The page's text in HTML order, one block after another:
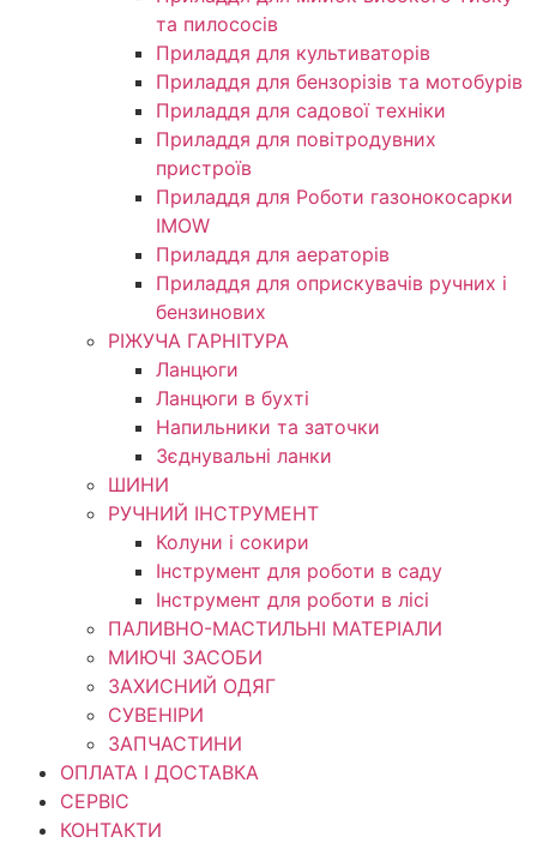
та пилососів
Приладдя для культиваторів
Приладдя для бензорізів та мотобурів
Приладдя для садової техніки
Приладдя для повітродувних
пристроїв
Приладдя для Роботи газонокосарки
IMOW
Приладдя для аераторів
Приладдя для оприскувачів ручних і
бензинових
РІЖУЧА ГАРНІТУРА
Ланцюги
Ланцюги в бухті
Напильники та заточки
Зєднувальні ланки
ШИНИ
РУЧНИЙ ІНСТРУМЕНТ
Колуни і сокири
Інструмент для роботи в саду
Інструмент для роботи в лісі
ПАЛИВНО-МАСТИЛЬНІ МАТЕРІАЛИ
МИЮЧІ ЗАСОБИ
ЗАХИСНИЙ ОДЯГ
СУВЕНІРИ
ЗАПЧАСТИНИ
ОПЛАТА І ДОСТАВКА
СЕРВІС
КОНТАКТИ